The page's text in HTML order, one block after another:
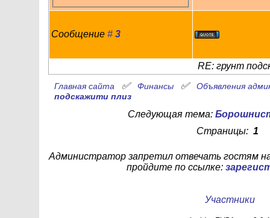
Сообщение # 3
RE: грунт
Главная сайта ✅ Финансы ✅ Объявления
подскажити плиз
Следующая тема:
Страницы: 1
Администратор запретил отвечать гостям
пройдите по ссылке:
Участники